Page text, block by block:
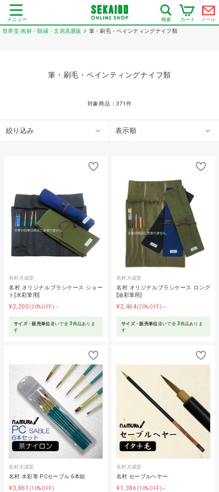
メニュー 検索 カート メール
世界堂 画材・額縁・文房具通販 筆・刷毛・ペインティングナイフ類
筆・刷毛・ペインティングナイフ類
対象商品： 371 件
絞り込み 表示順
名村大成堂
名村 オリジナルブラシケース ショー
ト[水彩筆用]
¥2,200 (20%OFF)～
サイズ・販売単位違いで全3商品ありま
す
名村大成堂
名村 オリジナルブラシケース ロング
[油彩筆用]
¥2,464(20%OFF)～
サイズ・販売単位違いで全3商品ありま
す
名村大成堂
名村 水彩筆 PCセーブル 6本組
¥3,861 (10%OFF)
名村大成堂
名村 セーブルヘヤー
¥1,386 (10%OFF)～